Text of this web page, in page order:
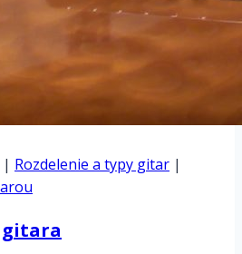
| Rozdelenie a typy gitar |